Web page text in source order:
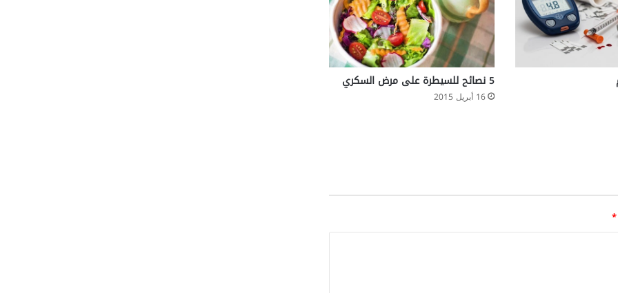
5 نصائح للسيطرة على مرض السكري
16 أبريل 2015
*